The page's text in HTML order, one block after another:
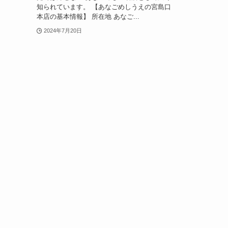
知られています。 【あなごめしうえの宮島口
本店の基本情報】 所在地 あなご...
2024年7月20日